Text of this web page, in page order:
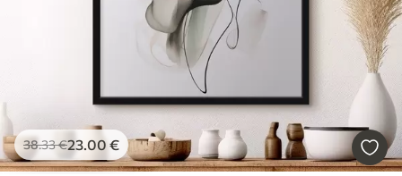
38.33€23.00 €